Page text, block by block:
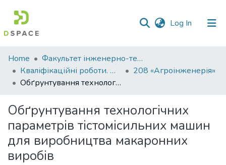
Log In (current)
Communities
&
Collections
Statistics
Home
Факультет інженерно-технологічний
Кваліфікаційні роботи. Факультет інженерно-технологічний
208 «Агроінженерія»
Обґрунтування технологічних параметрів тістомісильних машин для виробництва макаронних виробів
Обґрунтування технологічних
параметрів тістомісильних машин
для виробництва макаронних
виробів